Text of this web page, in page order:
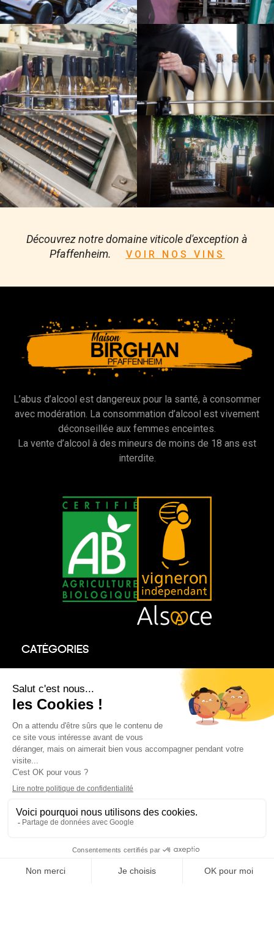
Découvrez notre domaine viticole d'exception à
Pfaffenheim.
VOIR NOS VINS
L’abus d’alcool est dangereux pour la santé, à consommer
avec modération. La consommation d’alcool est vivement
déconseillée aux femmes enceintes.
La vente d’alcool à des mineurs de moins de 18 ans est
interdite.
CATÉGORIES
Alsace tradition Crémant d'Alsace
Grand cru Steinert
21 rue de la chapelle